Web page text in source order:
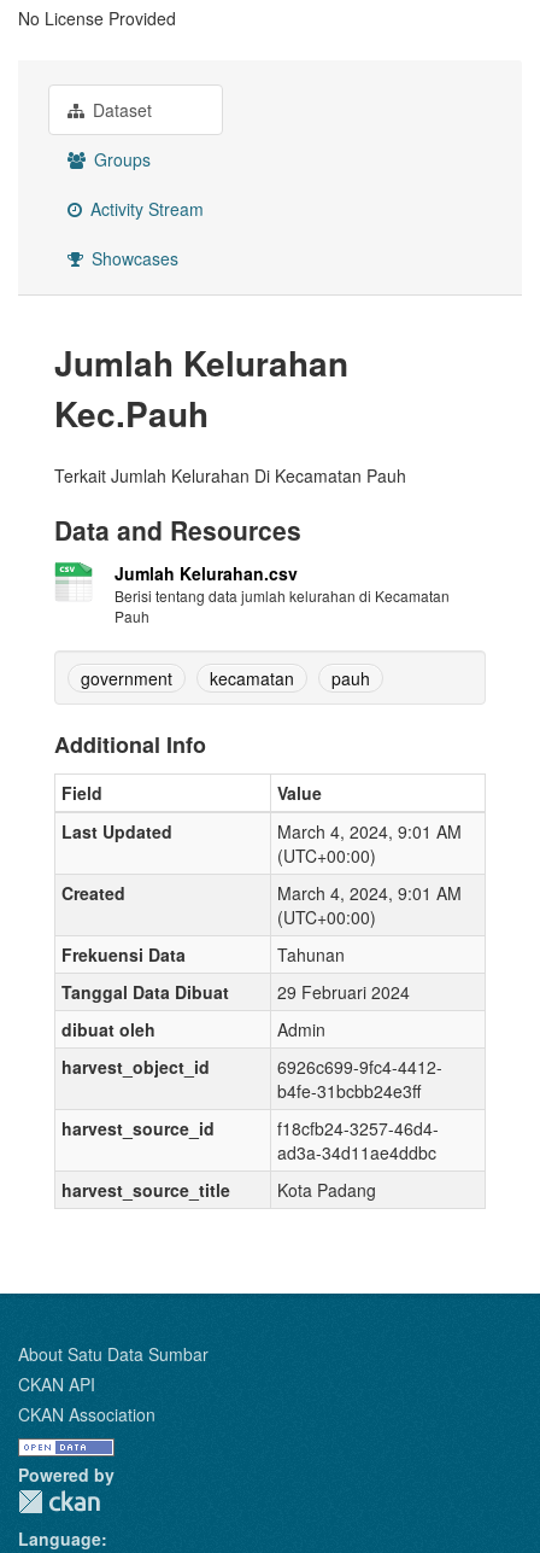
No License Provided
Dataset
Groups
Activity Stream
Showcases
Jumlah Kelurahan
Kec.Pauh
Terkait Jumlah Kelurahan Di Kecamatan Pauh
Data and Resources
Jumlah Kelurahan.csv
Berisi tentang data jumlah kelurahan di Kecamatan
Pauh
government kecamatan pauh
Additional Info
Field
Value
Last Updated
March 4, 2024, 9:01 AM
(UTC+00:00)
Created
March 4, 2024, 9:01 AM
(UTC+00:00)
Frekuensi Data
Tahunan
Tanggal Data Dibuat
29 Februari 2024
dibuat oleh
Admin
harvest_object_id
6926c699-9fc4-4412-
b4fe-31bcbb24e3ff
harvest_source_id
f18cfb24-3257-46d4-
ad3a-34d11ae4ddbc
harvest_source_title
Kota Padang
About Satu Data Sumbar
CKAN API
CKAN Association
Powered by
Language